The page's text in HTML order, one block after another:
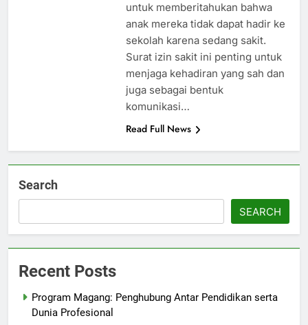
untuk memberitahukan bahwa
anak mereka tidak dapat hadir ke
sekolah karena sedang sakit.
Surat izin sakit ini penting untuk
menjaga kehadiran yang sah dan
juga sebagai bentuk
komunikasi…
Read Full News
Search
SEARCH
Recent Posts
Program Magang: Penghubung Antar Pendidikan serta
Dunia Profesional